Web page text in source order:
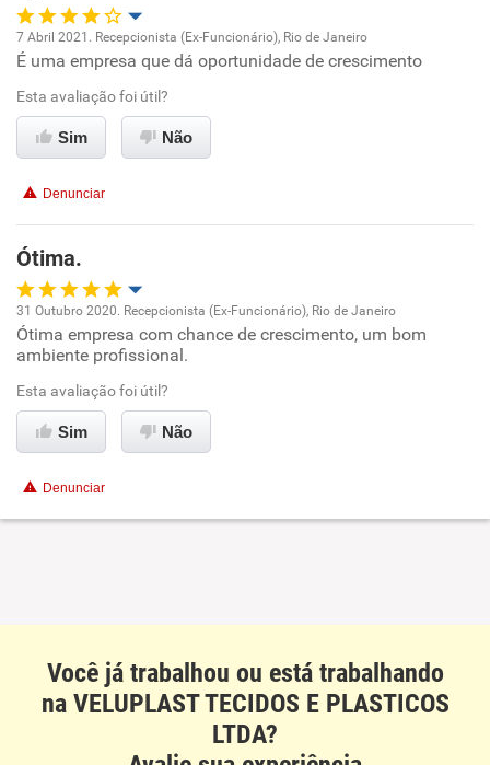
Recomenda a diretoria
Oportunidade de promoção
Ambiente de trabalho
Benefícios
Recomenda esta empresa
Recomenda a diretoria
7 Abril 2021. Recepcionista (Ex-Funcionário), Rio de Janeiro
É uma empresa que dá oportunidade de crescimento
Esta avaliação foi útil?
Sim Não
Denunciar
Ótima.
Oportunidade de promoção
Ambiente de trabalho
Conciliação com a vida familiar
31 Outubro 2020. Recepcionista (Ex-Funcionário), Rio de Janeiro
Ótima empresa com chance de crescimento, um bom
ambiente profissional.
Esta avaliação foi útil?
Sim Não
Denunciar
Você já trabalhou ou está trabalhando
na VELUPLAST TECIDOS E PLASTICOS
LTDA?